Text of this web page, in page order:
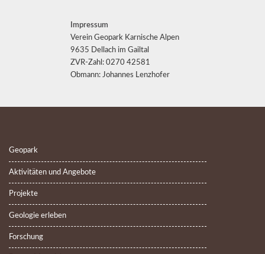
Impressum
Verein Geopark Karnische Alpen
9635 Dellach im Gailtal
ZVR-Zahl: 0270 42581
Obmann: Johannes Lenzhofer
Geopark
Aktivitäten und Angebote
Projekte
Geologie erleben
Forschung